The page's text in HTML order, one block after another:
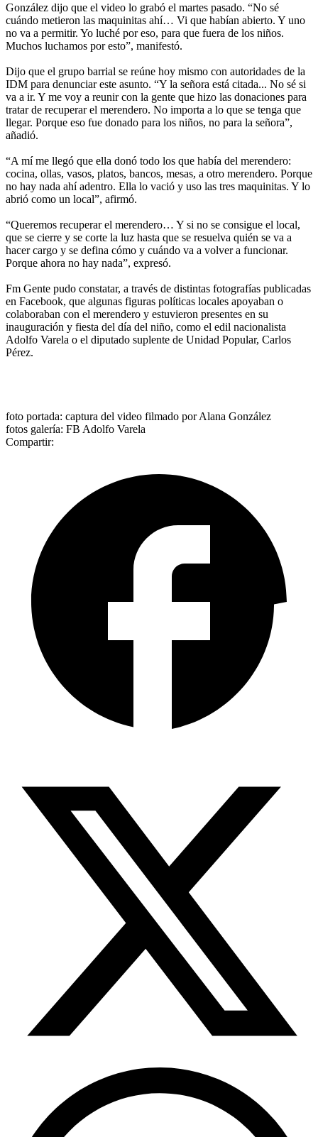
González dijo que el video lo grabó el martes pasado. “No sé
cuándo metieron las maquinitas ahí… Vi que habían abierto. Y uno
no va a permitir. Yo luché por eso, para que fuera de los niños.
Muchos luchamos por esto”, manifestó.
Dijo que el grupo barrial se reúne hoy mismo con autoridades de la
IDM para denunciar este asunto. “Y la señora está citada... No sé si
va a ir. Y me voy a reunir con la gente que hizo las donaciones para
tratar de recuperar el merendero. No importa a lo que se tenga que
llegar. Porque eso fue donado para los niños, no para la señora”,
añadió.
“A mí me llegó que ella donó todo los que había del merendero:
cocina, ollas, vasos, platos, bancos, mesas, a otro merendero. Porque
no hay nada ahí adentro. Ella lo vació y uso las tres maquinitas. Y lo
abrió como un local”, afirmó.
“Queremos recuperar el merendero… Y si no se consigue el local,
que se cierre y se corte la luz hasta que se resuelva quién se va a
hacer cargo y se defina cómo y cuándo va a volver a funcionar.
Porque ahora no hay nada”, expresó.
Fm Gente pudo constatar, a través de distintas fotografías publicadas
en Facebook, que algunas figuras políticas locales apoyaban o
colaboraban con el merendero y estuvieron presentes en su
inauguración y fiesta del día del niño, como el edil nacionalista
Adolfo Varela o el diputado suplente de Unidad Popular, Carlos
Pérez.
foto portada: captura del video filmado por Alana González
fotos galería: FB Adolfo Varela
Compartir: